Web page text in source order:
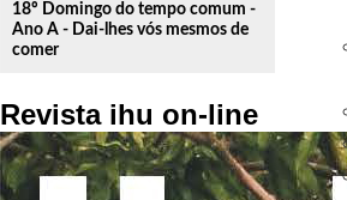
18º Domingo do tempo comum -
Ano A - Dai-lhes vós mesmos de
comer
Revista ihu on-line